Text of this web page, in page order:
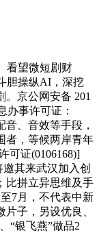
望微短剧财
胆操纵AI，深挖
。京公网安备 201
办事许可证：
、音效等手段，
者，等候两岸青年
可证(0106168)]
其来武汉加入创
比拼立异思维及手
7月，不代表中新
子，另设优良、
“银飞燕”做品2